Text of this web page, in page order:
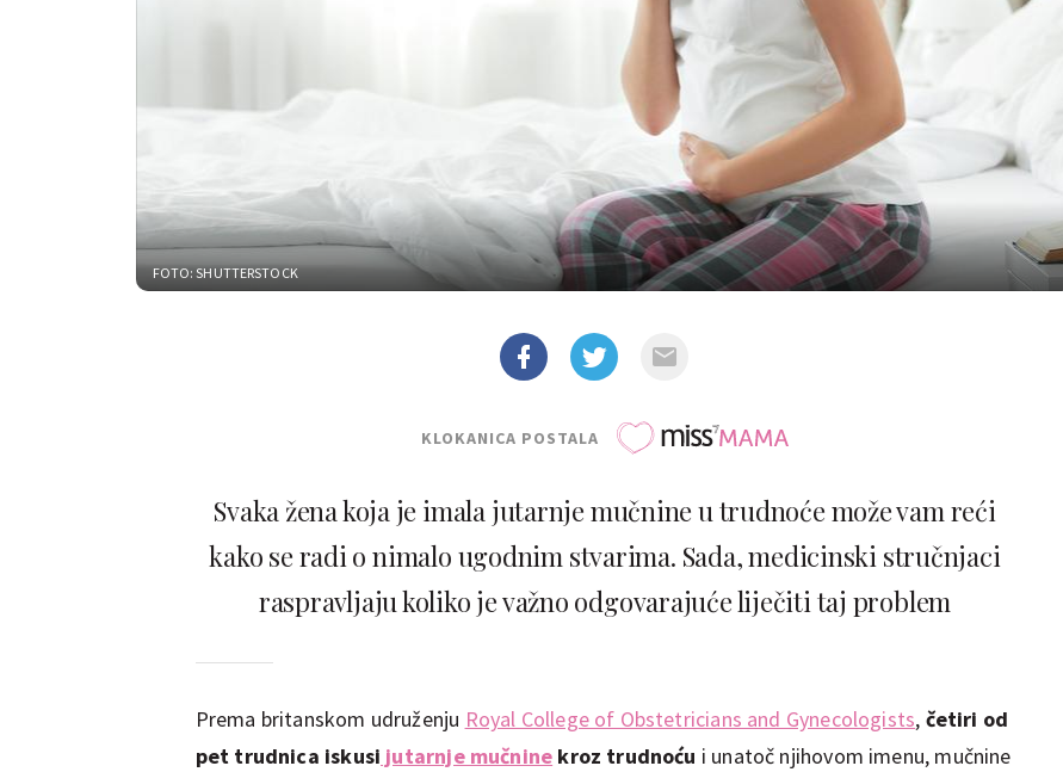
FOTO: SHUTTERSTOCK
KLOKANICA POSTALA
Svaka žena koja je imala jutarnje mučnine u trudnoće može vam reći
kako se radi o nimalo ugodnim stvarima. Sada, medicinski stručnjaci
raspravljaju koliko je važno odgovarajuće liječiti taj problem
Prema britanskom udruženju Royal College of Obstetricians and Gynecologists, četiri od
pet trudnica iskusi jutarnje mučnine kroz trudnoću i unatoč njihovom imenu, mučnine